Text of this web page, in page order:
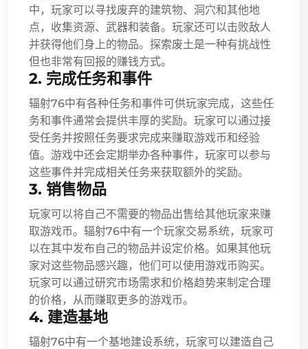
中，玩家可以寻找废弃的建筑物、洞穴和其他地
点，收集资源、武器和装备。玩家还可以击败敌人
并获得他们身上的物品。探索废土是一种有挑战性
但也非常有回报的赚钱方式。
2. 完成任务和事件
辐射76中有各种任务和事件可供玩家完成，这些任
务和事件通常会提供丰厚的奖励。玩家可以通过接
受任务并按照任务要求完成来赚取游戏币和经验
值。游戏中还会定期举办各种事件，玩家可以参与
这些事件并完成相关任务来获取额外的奖励。
3. 销售物品
玩家可以将自己不需要的物品出售给其他玩家来赚
取游戏币。辐射76中有一个玩家交易系统，玩家可
以在其中发布自己的物品并设定价格。如果其他玩
家对这些物品感兴趣，他们可以使用游戏币购买。
玩家可以通过研究市场需求和价格趋势来制定合理
的价格，从而赚取更多的游戏币。
4. 建造基地
辐射76中有一个基地建设系统，玩家可以建造自己